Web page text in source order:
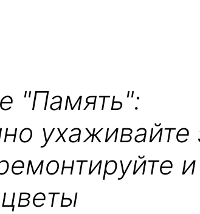
"Память":
ухаживайте
и